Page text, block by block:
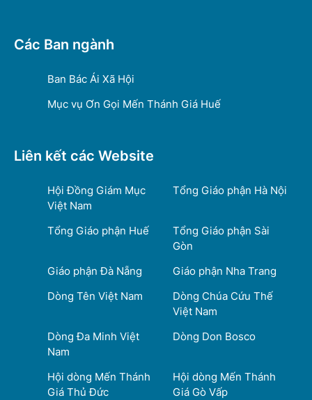
Các Ban ngành
Ban Bác Ái Xã Hội
Mục vụ Ơn Gọi Mến Thánh Giá Huế
Liên kết các Website
Hội Đồng Giám Mục
Việt Nam
Tổng Giáo phận Hà Nội
Tổng Giáo phận Huế
Tổng Giáo phận Sài
Gòn
Giáo phận Đà Nẵng
Giáo phận Nha Trang
Dòng Tên Việt Nam
Dòng Chúa Cứu Thế
Việt Nam
Dòng Đa Minh Việt
Nam
Dòng Don Bosco
Hội dòng Mến Thánh
Giá Thủ Đức
Hội dòng Mến Thánh
Giá Gò Vấp